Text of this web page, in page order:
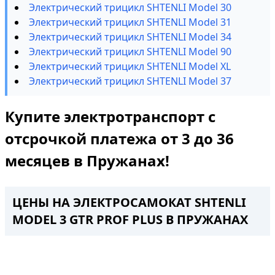
Электрический трицикл SHTENLI Model 30
Электрический трицикл SHTENLI Model 31
Электрический трицикл SHTENLI Model 34
Электрический трицикл SHTENLI Model 90
Электрический трицикл SHTENLI Model XL
Электрический трицикл SHTENLI Model 37
Купите электротранспорт с
отсрочкой платежа от 3 до 36
месяцев в Пружанах!
ЦЕНЫ НА ЭЛЕКТРОСАМОКАТ SHTENLI
MODEL 3 GTR PROF PLUS В ПРУЖАНАХ